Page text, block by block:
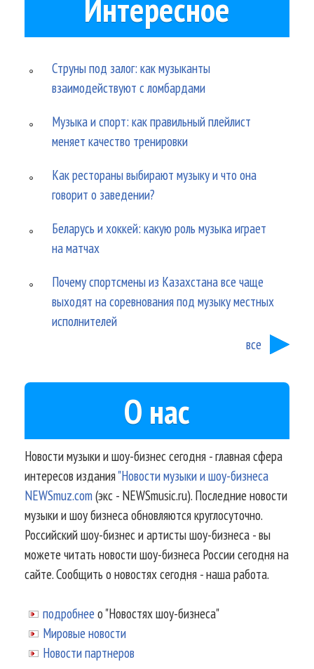
Интересное
Струны под залог: как музыканты
взаимодействуют с ломбардами
Музыка и спорт: как правильный плейлист
меняет качество тренировки
Как рестораны выбирают музыку и что она
говорит о заведении?
Беларусь и хоккей: какую роль музыка играет
на матчах
Почему спортсмены из Казахстана все чаще
выходят на соревнования под музыку местных
исполнителей
все
О нас
Новости музыки и шоу-бизнес сегодня - главная сфера
интересов издания"Новости музыки и шоу-бизнеса
NEWSmuz.com(экс - NEWSmusic.ru). Последние новости
музыки и шоу бизнеса обновляются круглосуточно.
Российский шоу-бизнес и артисты шоу-бизнеса - вы
можете читать новости шоу-бизнеса России сегодня на
сайте. Сообщить о новостях сегодня - наша работа.
подробнее о "Новостях шоу-бизнеса"
Мировые новости
Новости партнеров